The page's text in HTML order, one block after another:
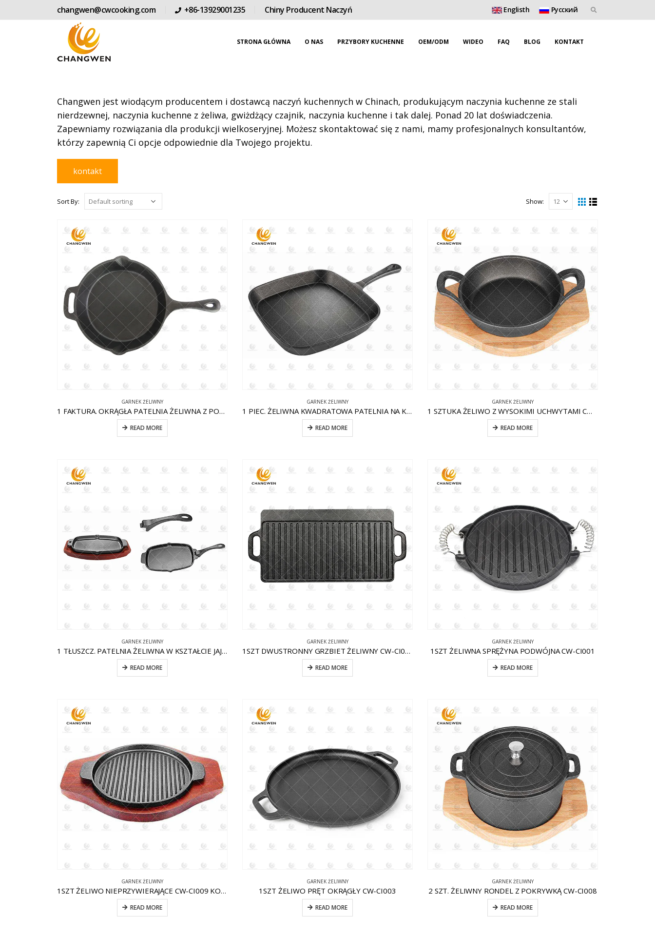
changwen@cwcooking.com +86-13929001235 Chiny Producent Naczyń Englisth Pусский
STRONA GŁÓWNA O NAS PRZYBORY KUCHENNE OEM/ODM WIDEO FAQ BLOG KONTAKT
Changwen jest wiodącym producentem i dostawcą naczyń kuchennych w Chinach, produkującym naczynia kuchenne ze stali
nierdzewnej, naczynia kuchenne z żeliwa, gwiżdżący czajnik, naczynia kuchenne i tak dalej. Ponad 20 lat doświadczenia.
Zapewniamy rozwiązania dla produkcji wielkoseryjnej. Możesz skontaktować się z nami, mamy profesjonalnych konsultantów,
którzy zapewnią Ci opcje odpowiednie dla Twojego projektu.
kontakt
Sort By: Show:
GARNEK ŻELIWNY
1 FAKTURA. OKRĄGŁA PATELNIA ŻELIWNA Z POMOCNIKIEM CW-CI004
READ MORE
GARNEK ŻELIWNY
1 PIEC. ŻELIWNA KWADRATOWA PATELNIA NA KOMARY CW-CI012
READ MORE
GARNEK ŻELIWNY
1 SZTUKA ŻELIWO Z WYSOKIMI UCHWYTAMI CW-CI007
READ MORE
GARNEK ŻELIWNY
1 TŁUSZCZ. PATELNIA ŻELIWNA W KSZTAŁCIE JAJKA Z WYJMOWANĄ RĄCZKĄ CW-CI011
READ MORE
GARNEK ŻELIWNY
1SZT DWUSTRONNY GRZBIET ŻELIWNY CW-CI002
READ MORE
GARNEK ŻELIWNY
1SZT ŻELIWNA SPRĘŻYNA PODWÓJNA CW-CI001
READ MORE
GARNEK ŻELIWNY
1SZT ŻELIWO NIEPRZYWIERAJĄCE CW-CI009 KOCIOŁ
READ MORE
GARNEK ŻELIWNY
1SZT ŻELIWO PRĘT OKRĄGŁY CW-CI003
READ MORE
GARNEK ŻELIWNY
2 SZT. ŻELIWNY RONDEL Z POKRYWKĄ CW-CI008
READ MORE